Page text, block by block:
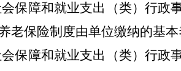
保障和就业支出（类）行政
老保险制度由单位缴纳的基
保障和就业支出（类）行政